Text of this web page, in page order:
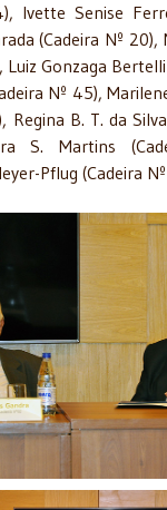
Ivette Senise
(Cadeira Nº 20),
Luiz Gonzaga
Nº 45),
Regina B. T. da
S. Martins
Pflug (Cadeira